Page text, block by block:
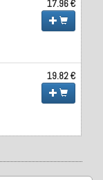
17.96 €
19.82 €